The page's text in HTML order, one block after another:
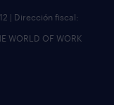
| Dirección fiscal:
WORLD OF WORK